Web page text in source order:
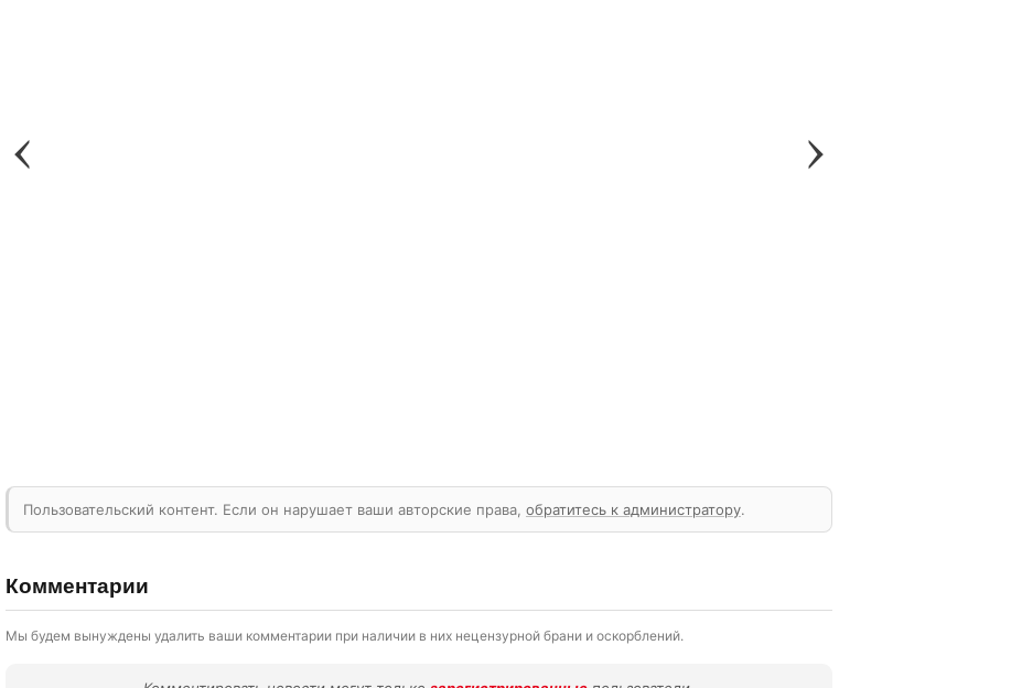
Пользовательский контент. Если он нарушает ваши авторские права, обратитесь к администратору.
Комментарии
Мы будем вынуждены удалить ваши комментарии при наличии в них нецензурной брани и оскорблений.